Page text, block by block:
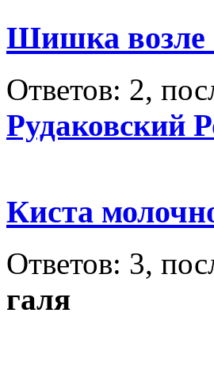
Шишка возле
Ответов: 2,
Рудаковский
Киста
Ответов: 3,
галя